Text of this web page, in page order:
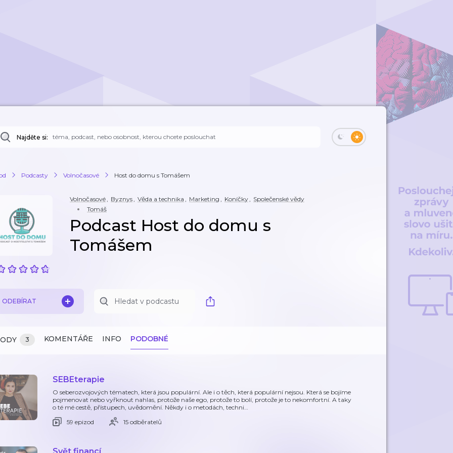
Najděte si:
Podcasty Volnočasové Host do domu s Tomášem
Volnočasové, Byznys, Věda a technika , Marketing , Koníčky, Společenské vědy
Tomáš
Podcast Host do domu s
Tomášem
ODEBÍRAT
3 KOMENTÁŘE INFO PODOBNÉ
SEBEterapie
O seberozvojových tématech, která jsou populární. Ale i o těch, která populární nejsou. Která se bojíme
pojmenovat nebo vyřknout nahlas, protože naše ego, protože to bolí, protože je to nekomfortní. A taky
o té mé cestě, přístupech, uvědomění. Někdy i o metodách, techni…
59 epizod
15 odběratelů